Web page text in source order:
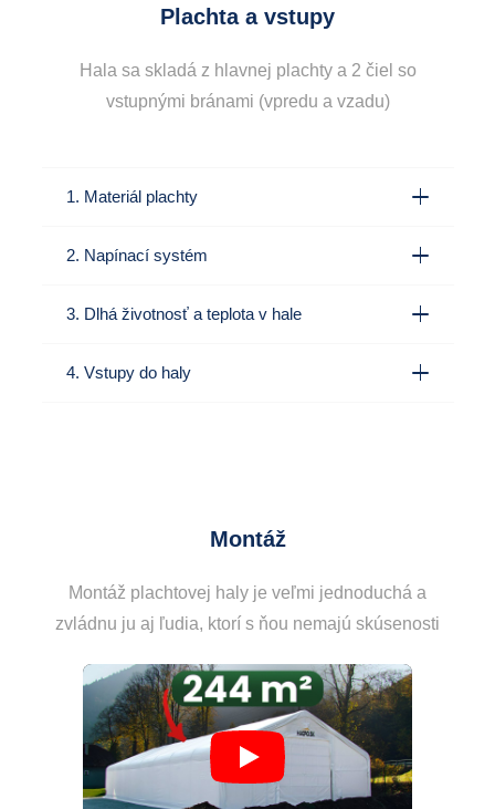
Plachta a vstupy
Hala sa skladá z hlavnej plachty a 2 čiel so
vstupnými bránami (vpredu a vzadu)
1. Materiál plachty
2. Napínací systém
3. Dlhá životnosť a teplota v hale
4. Vstupy do haly
Montáž
Montáž plachtovej haly je veľmi jednoduchá a
zvládnu ju aj ľudia, ktorí s ňou nemajú skúsenosti